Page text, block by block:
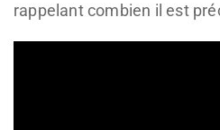
rappelant combien il est